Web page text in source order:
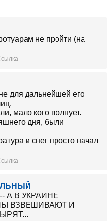
не пройти (на
для дальнейшей его
мало кого волнует.
дня, были
и снег просто начал
А В УКРАИНЕ
ВЗВЕШИВАЮТ И